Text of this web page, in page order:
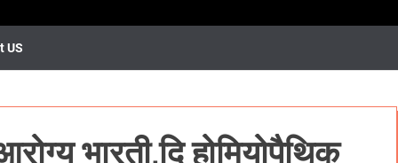
US
भारती,दि होमियोपैथिक